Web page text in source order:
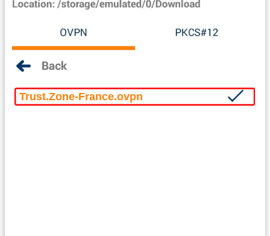
Trust.Zone-France.ovpn